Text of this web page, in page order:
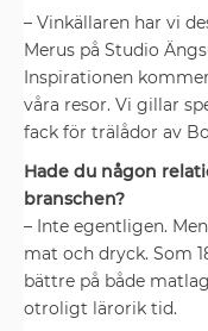
– Vinkällaren har vi
Merus på ­Studio
Inspirationen
våra resor. Vi gillar
fack för trälådor av
Hade du någon
branschen?
– Inte egentligen.
mat och dryck. Som
bättre på både
otroligt lärorik tid.